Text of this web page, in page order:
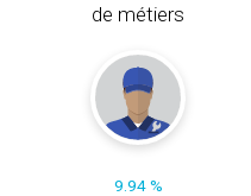
de métiers
9.94 %